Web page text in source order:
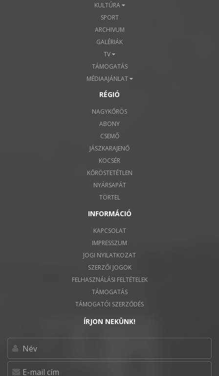
KULTÚRA
SPORT
ARCHIVUM
GALÉRIÁK
TV
TÁMOGATÁS
MÉDIAAJÁNLAT
RÉGIÓ
NAGYKŐRÖS
ABONY
CSEMŐ
JÁSZKARAJENŐ
KOCSÉR
KŐRÖSTETÉTLEN
NYÁRSAPÁT
TÖRTEL
INFORMÁCIÓ
KAPCSOLAT
IMPRESSZUM
JOGI NYILATKOZAT
SZERZŐI JOGOK
FELHASZNÁLÁSI FELTÉTELEK
TÁMOGATÁS
TÁMOGATÓI SZERZŐDÉS
ÍRJON NEKÜNK!